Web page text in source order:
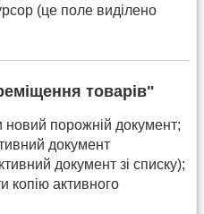
(це поле виділено
товарів"
новий порожній документ;
документ
документ зі списку);
копію активного